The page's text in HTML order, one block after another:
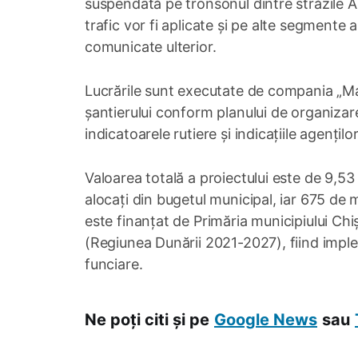
suspendată pe tronsonul dintre străzile
trafic vor fi aplicate și pe alte segmente
comunicate ulterior.
Lucrările sunt executate de compania
șantierului conform planului de
indicatoarele rutiere și indicațiile
Valoarea totală a proiectului este de
alocați din bugetul municipal, iar 675 de
este finanțat de Primăria municipiului
(Regiunea Dunării 2021-2027), fiind
funciare.
Ne poți citi și pe Google News sau